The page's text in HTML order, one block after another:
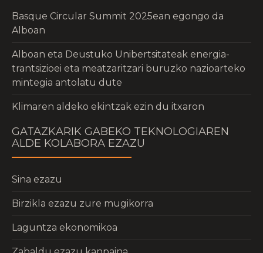
Basque Circular Summit 2025ean egongo da
Alboan
Alboan eta Deustuko Unibertsitateak energia-
trantsizioei eta meatzaritzari buruzko nazioarteko
mintegia antolatu dute
Klimaren aldeko ekintzak ezin du itxaron
GATAZKARIK GABEKO TEKNOLOGIAREN
ALDE KOLABORA EZAZU
Sina ezazu
Birzikla ezazu zure mugikorra
Laguntza ekonomikoa